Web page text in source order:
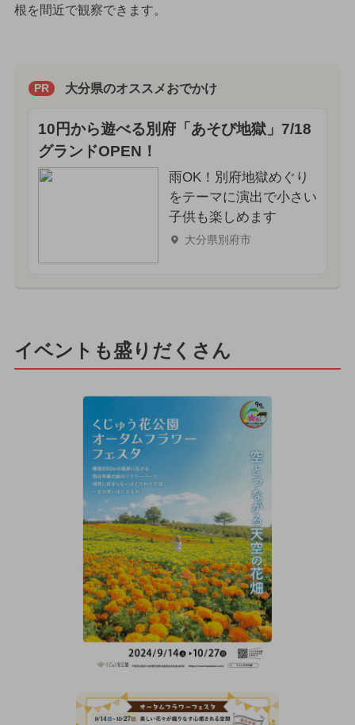
根を間近で観察できます。
PR 大分県のオススメおでかけ
10円から遊べる別府「あそび地獄」7/18
グランドOPEN！
雨OK！別府地獄めぐり
をテーマに演出で小さい
子供も楽しめます
大分県別府市
イベントも盛りだくさん